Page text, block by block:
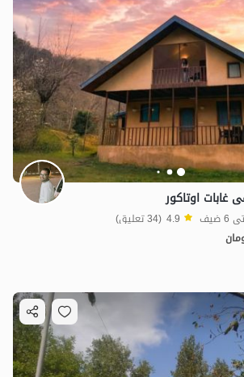
غابات اوتاکور
4.9 (34 تعليق)